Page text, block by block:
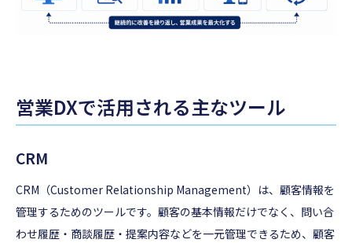
営業DXで活用される主なツール
CRM
CRM（Customer Relationship Management）は、顧客情報を
管理するためのツールです。顧客の基本情報だけでなく、問い合
わせ履歴・商談履歴・提案内容などを一元管理できるため、顧客